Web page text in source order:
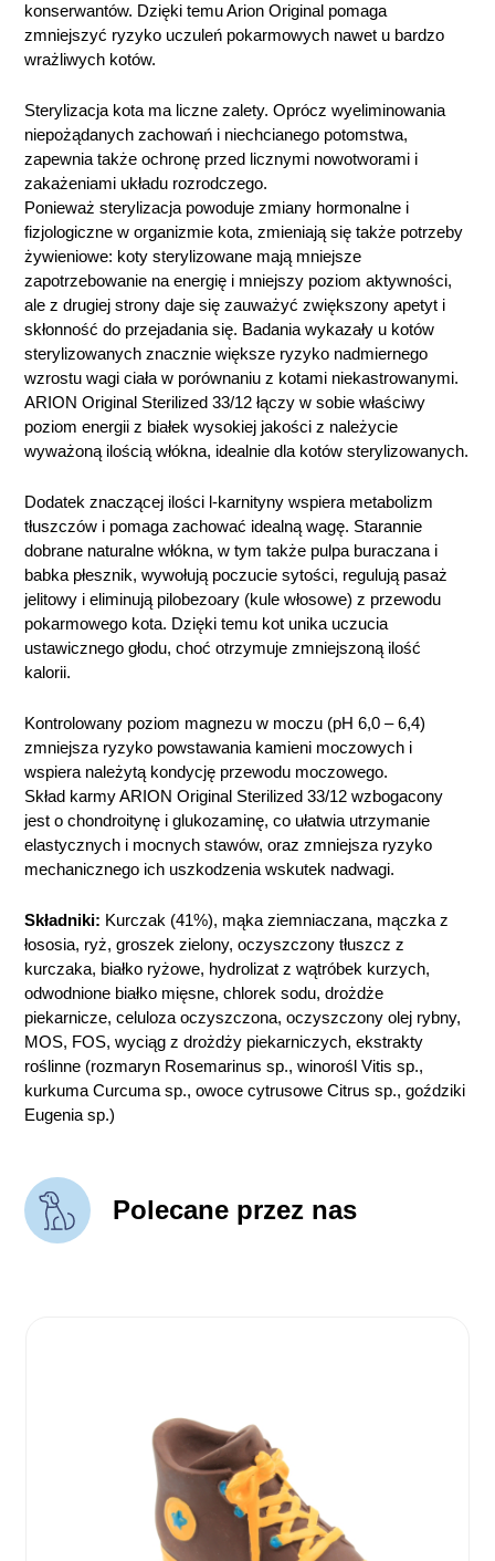
konserwantów. Dzięki temu Arion Original pomaga
zmniejszyć ryzyko uczuleń pokarmowych nawet u bardzo
wrażliwych kotów.
Sterylizacja kota ma liczne zalety. Oprócz wyeliminowania
niepożądanych zachowań i niechcianego potomstwa,
zapewnia także ochronę przed licznymi nowotworami i
zakażeniami układu rozrodczego.
Ponieważ sterylizacja powoduje zmiany hormonalne i
fizjologiczne w organizmie kota, zmieniają się także potrzeby
żywieniowe: koty sterylizowane mają mniejsze
zapotrzebowanie na energię i mniejszy poziom aktywności,
ale z drugiej strony daje się zauważyć zwiększony apetyt i
skłonność do przejadania się. Badania wykazały u kotów
sterylizowanych znacznie większe ryzyko nadmiernego
wzrostu wagi ciała w porównaniu z kotami niekastrowanymi.
ARION Original Sterilized 33/12 łączy w sobie właściwy
poziom energii z białek wysokiej jakości z należycie
wyważoną ilością włókna, idealnie dla kotów sterylizowanych.
Dodatek znaczącej ilości l-karnityny wspiera metabolizm
tłuszczów i pomaga zachować idealną wagę. Starannie
dobrane naturalne włókna, w tym także pulpa buraczana i
babka płesznik, wywołują poczucie sytości, regulują pasaż
jelitowy i eliminują pilobezoary (kule włosowe) z przewodu
pokarmowego kota. Dzięki temu kot unika uczucia
ustawicznego głodu, choć otrzymuje zmniejszoną ilość
kalorii.
Kontrolowany poziom magnezu w moczu (pH 6,0 – 6,4)
zmniejsza ryzyko powstawania kamieni moczowych i
wspiera należytą kondycję przewodu moczowego.
Skład karmy ARION Original Sterilized 33/12 wzbogacony
jest o chondroitynę i glukozaminę, co ułatwia utrzymanie
elastycznych i mocnych stawów, oraz zmniejsza ryzyko
mechanicznego ich uszkodzenia wskutek nadwagi.
Składniki: Kurczak (41%), mąka ziemniaczana, mączka z
łososia, ryż, groszek zielony, oczyszczony tłuszcz z
kurczaka, białko ryżowe, hydrolizat z wątróbek kurzych,
odwodnione białko mięsne, chlorek sodu, drożdże
piekarnicze, celuloza oczyszczona, oczyszczony olej rybny,
MOS, FOS, wyciąg z drożdży piekarniczych, ekstrakty
roślinne (rozmaryn Rosemarinus sp., winorośl Vitis sp.,
kurkuma Curcuma sp., owoce cytrusowe Citrus sp., goździki
Eugenia sp.)
Polecane przez nas